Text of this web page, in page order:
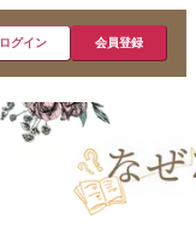
ログイン 会員登録